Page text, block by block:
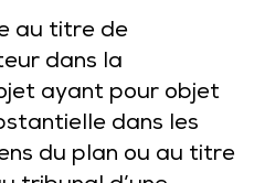
au titre de
dans la
ayant pour objet
dans les
du plan ou au titre